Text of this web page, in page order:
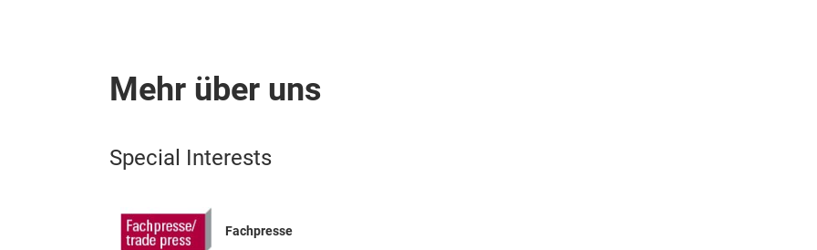
Mehr über uns
Special Interests
Fachpresse